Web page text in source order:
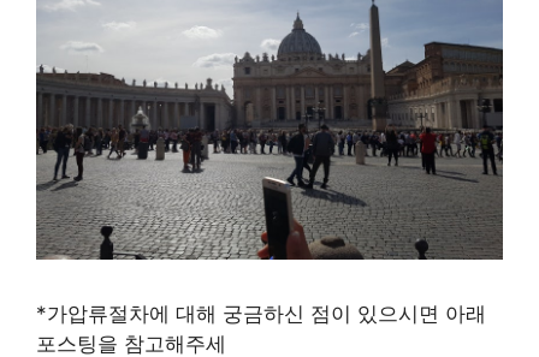
*가압류절차에 대해 궁금하신 점이 있으시면 아래
포스팅을 참고해주세